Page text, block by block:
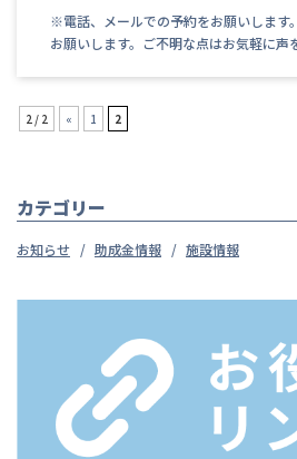
※電話、メールでの予約をお願いします
お願いします。ご不明な点はお気軽に
2 / 2 « 1 2
カテゴリー
お知らせ 助成金情報 施設情報